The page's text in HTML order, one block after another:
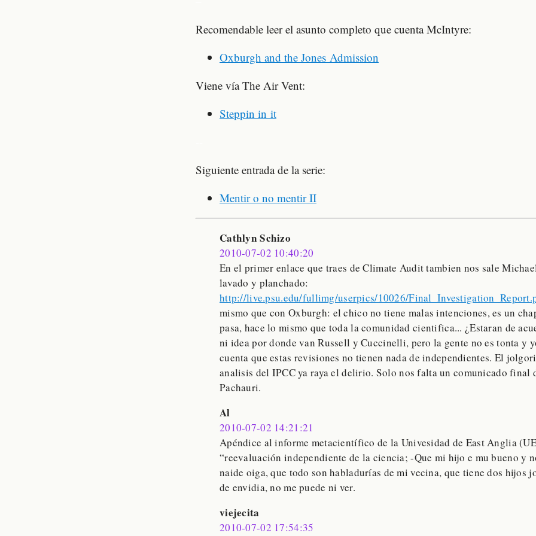
Recomendable leer el asunto completo que cuenta McIntyre:
Oxburgh and the Jones Admission
Viene vía The Air Vent:
Steppin in it
Siguiente entrada de la serie:
Mentir o no mentir II
Cathlyn Schizo
2010-07-02 10:40:20
En el primer enlace que traes de Climate Audit tambien nos sale
lavado y planchado:
http://live.psu.edu/fullimg/userpics/10026/
mismo que con Oxburgh: el chico no tiene malas intenciones, es un
pasa, hace lo mismo que toda la comunidad cientifica... ¿Estaran de
ni idea por donde van Russell y Cuccinelli, pero la gente no es tonta y
cuenta que estas revisiones no tienen nada de independientes. El
analisis del IPCC ya raya el delirio. Solo nos falta un comunicado final
Pachauri.
Al
2010-07-02 14:21:21
Apéndice al informe metacientífico de la Univesidad de East Anglia
“reevaluación independiente de la ciencia; -Que mi hijo e mu bueno y
naide oiga, que todo son habladurías de mi vecina, que tiene dos hijos
de envidia, no me puede ni ver.
viejecita
2010-07-02 17:54:35